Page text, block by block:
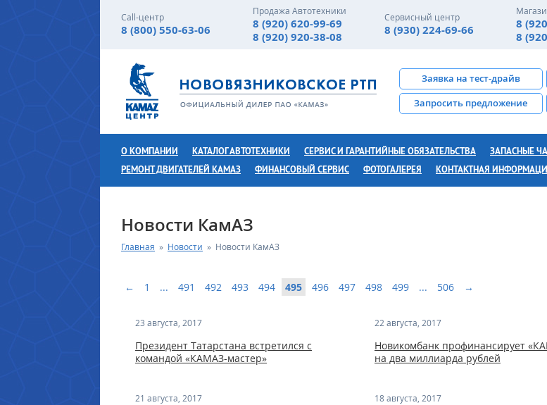
Call-центр
8 (800) 550-63-06
Продажа Автотехники
8 (920) 620-99-69
8 (920) 920-38-08
Сервисный центр
8 (930) 224-69-66
8
8
Заявка на тест-драйв
Запросить предложение
О КОМПАНИИ КАТАЛОГ АВТОТЕХНИКИ СЕРВИС И ГАРАНТИЙНЫЕ ОБЯЗАТЕЛЬСТВА
ЗАПАСНЫЕ
РЕМОНТ ДВИГАТЕЛЕЙ КАМАЗ
ФИНАНСОВЫЙ СЕРВИС ФОТОГАЛЕРЕЯ КОНТАКТНАЯ
Новости КамАЗ
Главная » Новости » Новости КамАЗ
← 1 ... 491 492 493 494 495 496 497 498 499 ... 506 →
23 августа, 2017
Президент Татарстана встретился с
командой «КАМАЗ-мастер»
22 августа, 2017
Новикомбанк профинансирует
на два миллиарда рублей
21 августа, 2017 18 августа, 2017